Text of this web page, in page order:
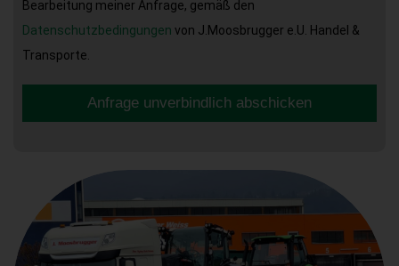
Bearbeitung meiner Anfrage, gemäß den
Datenschutzbedingungen von J.Moosbrugger e.U. Handel &
Transporte.
Anfrage unverbindlich abschicken